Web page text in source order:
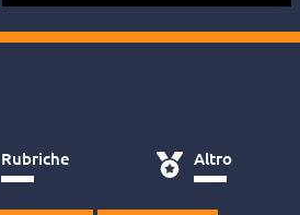
Rubriche Altro